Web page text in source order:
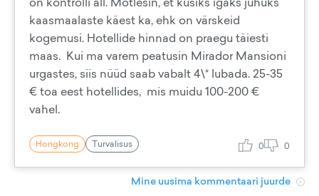
kaasmaalaste käest ka, ehk on värskeid
kogemusi. Hotellide hinnad on praegu täiesti
maas. Kui ma varem peatusin Mirador Mansioni
urgastes, siis nüüd saab vabalt 4\* lubada. 25-35
€ toa eest hotellides, mis muidu 100-200 €
vahel.
Hongkong Turvalisus 0 0
Mine uusima kommentaari juurde